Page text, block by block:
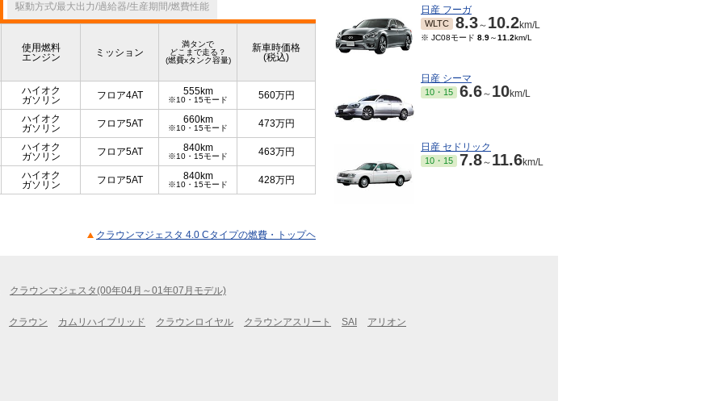
駆動方式/最大出力/過給器/生産期間/燃費性能
使用燃料
エンジン
ミッション
満タンで
どこまで走る？
(燃費xタンク容量)
新車時価格
(税込)
ハイオク
ガソリン
フロア4AT 555km
※10・15モード 560万円
ハイオク
ガソリン
フロア5AT 660km
※10・15モード 473万円
ハイオク
ガソリン
フロア5AT 840km
※10・15モード 463万円
ハイオク
ガソリン
フロア5AT 840km
※10・15モード 428万円
クラウンマジェスタ 4.0 Cタイプの燃費・トップヘ
日産 フーガ
WLTC 8.3～ 10.2km/L
※ JC08モード 8.9～11.2km/L
日産 シーマ
10・15 6.6～ 10km/L
日産 セドリック
10・15 7.8～ 11.6km/L
クラウンマジェスタ(00年04月～01年07月モデル)
クラウン カムリハイブリッド クラウンロイヤル クラウンアスリート SAI アリオン